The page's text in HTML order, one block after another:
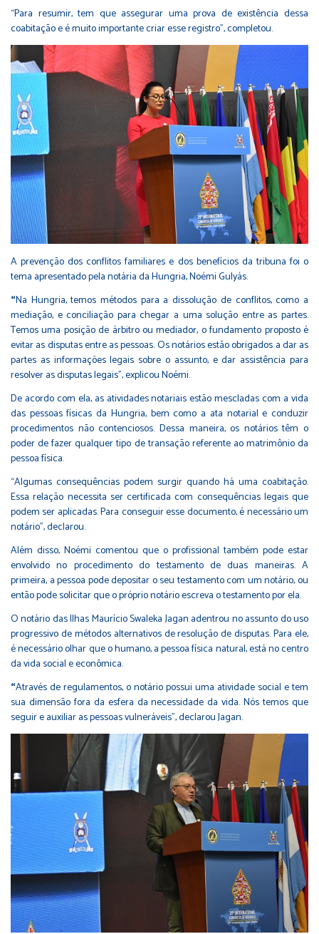
“Para resumir, tem que assegurar uma prova de existência dessa
coabitação e é muito importante criar esse registro”, completou.
A prevenção dos conflitos familiares e dos benefícios da tribuna foi o
tema apresentado pela notária da Hungria, Noémi Gulyás.
“Na Hungria, temos métodos para a dissolução de conflitos, como a
mediação, e conciliação para chegar a uma solução entre as partes.
Temos uma posição de árbitro ou mediador, o fundamento proposto é
evitar as disputas entre as pessoas. Os notários estão obrigados a dar as
partes as informações legais sobre o assunto, e dar assistência para
resolver as disputas legais”, explicou Noémi.
De acordo com ela, as atividades notariais estão mescladas com a vida
das pessoas físicas da Hungria, bem como a ata notarial e conduzir
procedimentos não contenciosos. Dessa maneira, os notários têm o
poder de fazer qualquer tipo de transação referente ao matrimônio da
pessoa física.
“Algumas consequências podem surgir quando há uma coabitação.
Essa relação necessita ser certificada com consequências legais que
podem ser aplicadas. Para conseguir esse documento, é necessário um
notário”, declarou.
Além disso, Noémi comentou que o profissional também pode estar
envolvido no procedimento do testamento de duas maneiras. A
primeira, a pessoa pode depositar o seu testamento com um notário, ou
então pode solicitar que o próprio notário escreva o testamento por ela.
O notário das Ilhas Maurício Swaleka Jagan adentrou no assunto do uso
progressivo de métodos alternativos de resolução de disputas. Para ele,
é necessário olhar que o humano, a pessoa física natural, está no centro
da vida social e econômica.
“Através de regulamentos, o notário possui uma atividade social e tem
sua dimensão fora da esfera da necessidade da vida. Nós temos que
seguir e auxiliar as pessoas vulneráveis”, declarou Jagan.